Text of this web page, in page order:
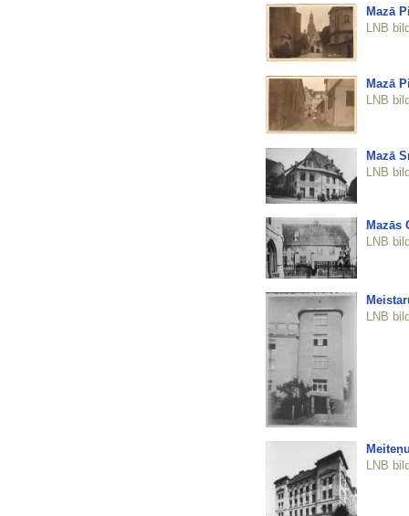
Mazā
LNB
Mazā
LNB
Mazā
LNB
Mazās
LNB
LNB
LNB